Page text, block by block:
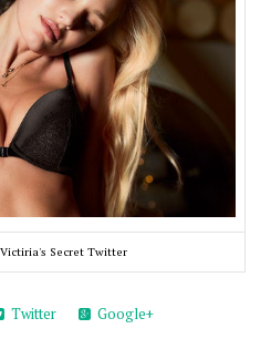
Secret Twitter
Twitter
Google+